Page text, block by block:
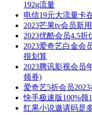
192g流量
电信19元大流量卡
2023芒果tv会员新
2023优酷会员4.5
2023爱奇艺白金会
很划算
2023腾讯影视会员
领券)
爱奇艺5折会员
快手极速版100%领
红果小说邀请码是